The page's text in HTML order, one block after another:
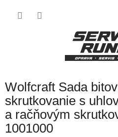
Wolfcraft Sada
skrutkovanie s
a račňovým
1001000